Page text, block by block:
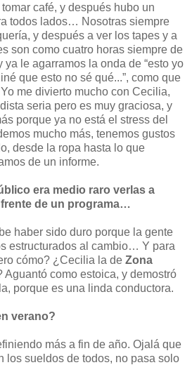
café, y después hubo un
todos lados… Nosotras siempre
y después a ver los tapes y a
son como cuatro horas siempre de
le agarramos la onda de “esto yo
que esto no sé qué...”, como que
me divierto mucho con Cecilia,
seria pero es muy graciosa, y
porque ya no está el stress del
mucho más, tenemos gustos
desde la ropa hasta lo que
de un informe.
era medio raro verlas a
de un programa…
haber sido duro porque la gente
estructurados al cambio… Y para
cómo? ¿Cecilia la de Zona
Aguantó como estoica, y demostró
porque es una linda conductora.
verano?
más a fin de año. Ojalá que
los sueldos de todos, no pasa solo